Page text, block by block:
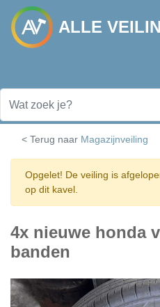
ALLE
< Terug naar Magazijnveiling
Opgelet! De veiling is
op dit kavel.
4x nieuwe honda
banden